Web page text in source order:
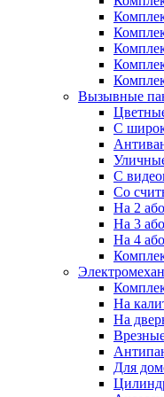
Вызывные
С
С
Со
На 2
На 3
На 4
На
На
Для